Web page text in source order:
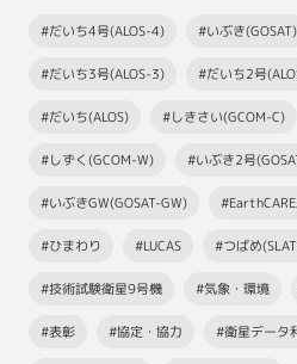
#だいち4号(ALOS-4) #いぶき(GOSAT)
#だいち3号(ALOS-3) #だいち2号
#だいち(ALOS) #しきさい(GCOM-C)
#しずく(GCOM-W) #いぶき2号
#いぶきGW(GOSAT-GW)
#ひまわり #LUCAS #つばめ
#技術試験衛星9号機 #気象・環境
#表彰 #協定・協力 #衛星データ